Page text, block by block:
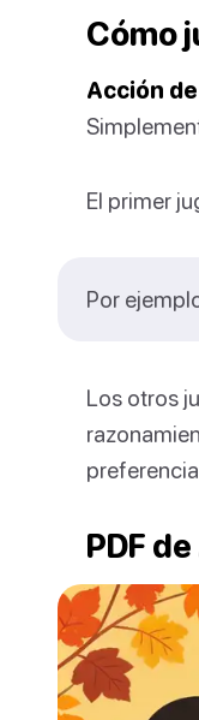
Cómo
Acción
El primer
Por
Los otros
PDF